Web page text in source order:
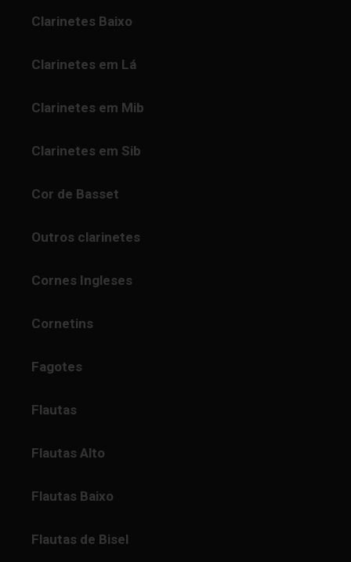
Clarinetes Baixo
Clarinetes em Lá
Clarinetes em Mib
Clarinetes em Sib
Cor de Basset
Outros clarinetes
Cornes Ingleses
Cornetins
Fagotes
Flautas
Flautas Alto
Flautas Baixo
Flautas de Bisel